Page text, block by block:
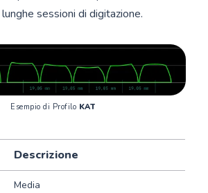
sessioni di digitazione.
Esempio di Profilo KAT
Descrizione
Media